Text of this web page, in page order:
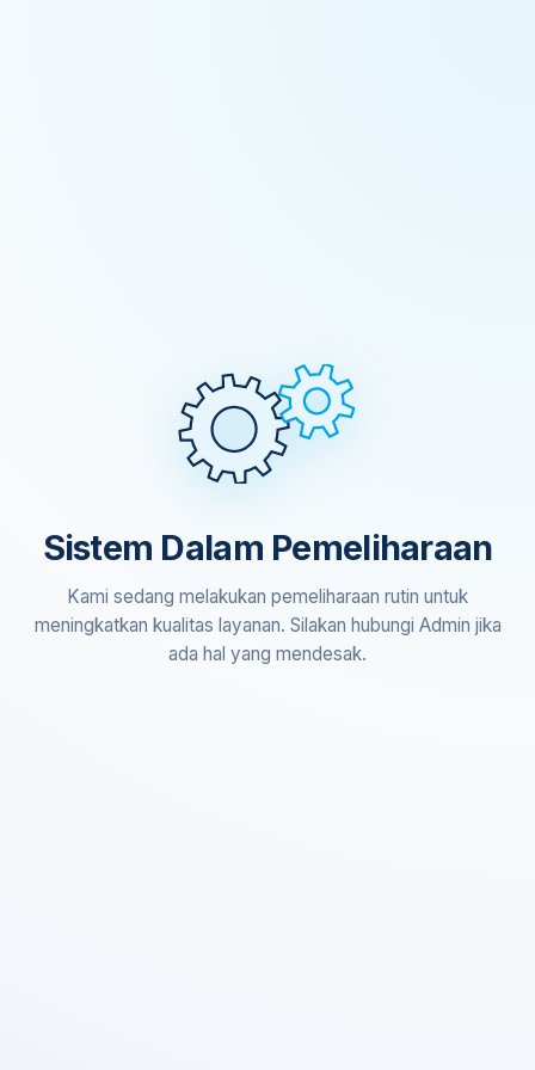
Sistem Dalam Pemeliharaan
Kami sedang melakukan pemeliharaan rutin untuk
meningkatkan kualitas layanan. Silakan hubungi Admin jika
ada hal yang mendesak.